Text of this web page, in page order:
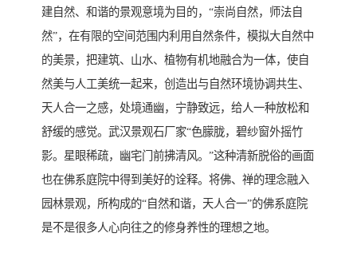
建自然、和谐的景观意境为目的，“崇尚自然，师法自
然”，在有限的空间范围内利用自然条件，模拟大自然中
的美景，把建筑、山水、植物有机地融合为一体，使自
然美与人工美统一起来，创造出与自然环境协调共生、
天人合一之感，处境通幽，宁静致远，给人一种放松和
舒缓的感觉。武汉景观石厂家“色朦胧，碧纱窗外摇竹
影。星眼稀疏，幽宅门前拂清风。”这种清新脱俗的画面
也在佛系庭院中得到美好的诠释。将佛、禅的理念融入
园林景观，所构成的“自然和谐，天人合一”的佛系庭院
是不是很多人心向往之的修身养性的理想之地。